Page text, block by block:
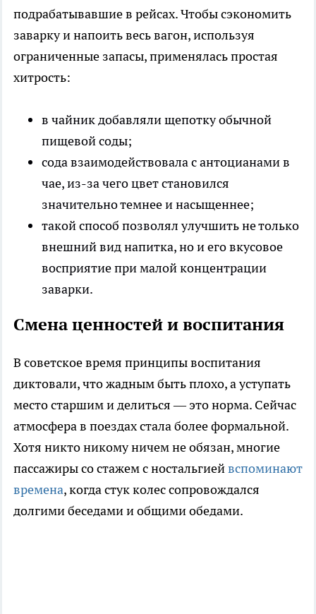
подрабатывавшие в рейсах. Чтобы сэкономить
заварку и напоить весь вагон, используя
ограниченные запасы, применялась простая
хитрость:
в чайник добавляли щепотку обычной
пищевой соды;
сода взаимодействовала с антоцианами в
чае, из-за чего цвет становился
значительно темнее и насыщеннее;
такой способ позволял улучшить не только
внешний вид напитка, но и его вкусовое
восприятие при малой концентрации
заварки.
Смена ценностей и воспитания
В советское время принципы воспитания
диктовали, что жадным быть плохо, а уступать
место старшим и делиться — это норма. Сейчас
атмосфера в поездах стала более формальной.
Хотя никто никому ничем не обязан, многие
пассажиры со стажем с ностальгиейвспоминают
времена, когда стук колес сопровождался
долгими беседами и общими обедами.